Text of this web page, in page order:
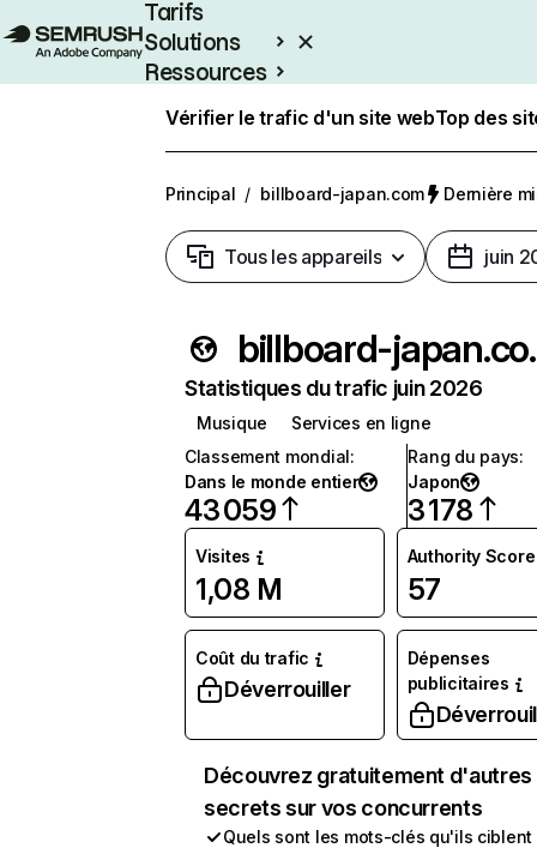
Tarifs
Solutions
Ressources
Vérifier le trafic d'un site webTop des
Principal / billboard-japan.com Dernière
Tous les appareils juin
Statistiques du trafic juin 2026
Musique
Services en ligne
Classement mondial:
Dans le monde entier
43 059
Rang du pays:
Japon
3 178
Visites
1,08 M
Authority Score
57
Coût du trafic
Déverrouiller
Dépenses
publicitaires
Découvrez gratuitement d'autres
secrets sur vos concurrents
Quels sont les mots-clés qu'ils ciblent